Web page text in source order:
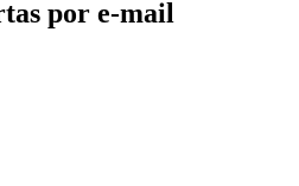
por e-mail